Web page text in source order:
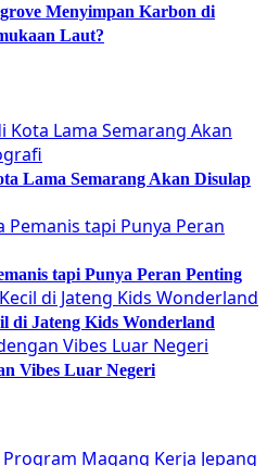
Menyimpan Karbon di
Laut?
Lama Semarang Akan Disulap
tapi Punya Peran Penting
di Jateng Kids Wonderland
Vibes Luar Negeri